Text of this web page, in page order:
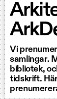
Vi
samlingar.
bibliotek,
tidskrift.